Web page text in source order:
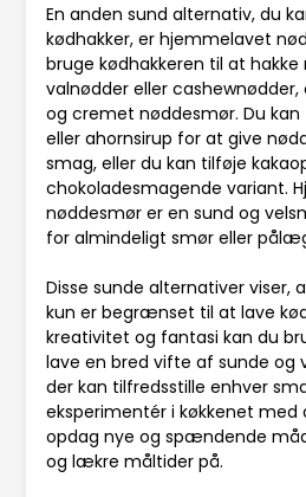
En anden sund alternativ, du
kødhakker, er hjemmelavet
bruge kødhakkeren til at
valnødder eller
og cremet nøddesmør. Du
eller ahornsirup for at give
smag, eller du kan tilføje
chokoladesmagende variant.
nøddesmør er en sund og
for almindeligt smør eller
Disse sunde alternativer viser,
kun er begrænset til at lave
kreativitet og fantasi kan du
lave en bred vifte af sunde og
der kan tilfredsstille enhver
eksperimentér i køkkenet med
opdag nye og spændende
og lækre måltider på.